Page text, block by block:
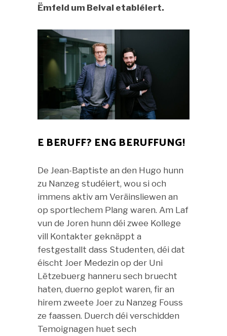
Ëmfeld um Belval etabléiert.
E BERUFF? ENG BERUFFUNG!
De Jean-Baptiste an den Hugo hunn
zu Nanzeg studéiert, wou si och
immens aktiv am Veräinsliewen an
op sportlechem Plang waren. Am Laf
vun de Joren hunn déi zwee Kollege
vill Kontakter geknäppt a
festgestallt dass Studenten, déi dat
éischt Joer Medezin op der Uni
Lëtzebuerg hanneru sech bruecht
haten, duerno geplot waren, fir an
hirem zweete Joer zu Nanzeg Fouss
ze faassen. Duerch déi verschidden
Temoignagen huet sech